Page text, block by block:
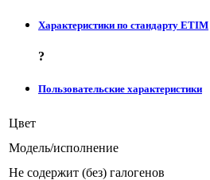
Характеристики по стандарту ETIM
?
Пользовательские характеристики
Цвет
Модель/исполнение
Не содержит (без) галогенов